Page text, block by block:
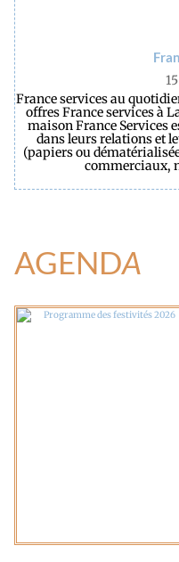
France services au
offres France services à
maison France Services
dans leurs relations et
(papiers ou
commerciaux,
AGENDA